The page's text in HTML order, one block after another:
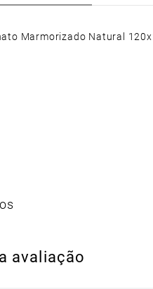
Marmorizado Natural
avaliação